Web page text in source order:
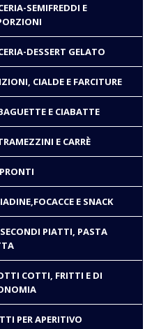
SEMIFREDDI E
DESSERT GELATO
CIALDE E FARCITURE
E CIABATTE
E CARRÈ
E SNACK
PIATTI, PASTA
COTTI, FRITTI E DI
PER APERITIVO